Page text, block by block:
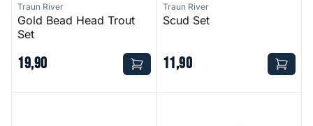
Traun River
Gold Bead Head Trout
Set
19,90
Traun River
Scud Set
11,90